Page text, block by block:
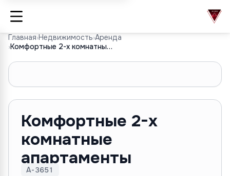
Главная›Недвижимость›Аренда
›
Комфортные 2-х комнатные апартаменты
1/4
Комфортные 2-х
комнатные
апартаменты
A-3651